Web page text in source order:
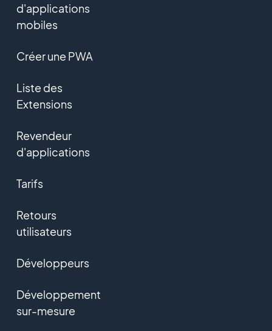
d'applications
mobiles
Créer une PWA
Liste des
Extensions
Revendeur
d'applications
Tarifs
Retours
utilisateurs
Développeurs
Développement
sur-mesure